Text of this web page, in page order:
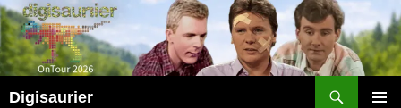
Zum
Inhalt
springen
Digisaurier